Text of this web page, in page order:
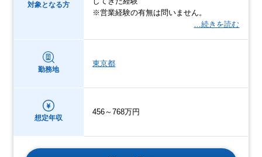
対象となる方
※営業経験の有無は問いません。
…続きを読む
勤務地
東京都
想定年収
456～768万円